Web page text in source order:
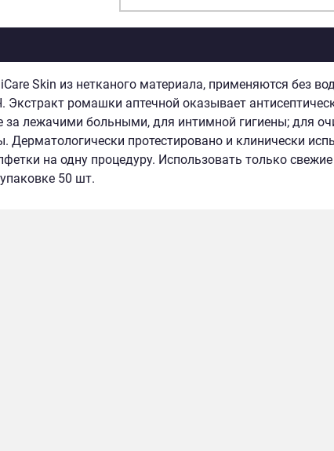
Skin из нетканого материала, применяются без
ромашки аптечной оказывает
за лежачими больными, для интимной гигиены; для
протестировано и клинически
на одну процедуру. Использовать только
50 шт.